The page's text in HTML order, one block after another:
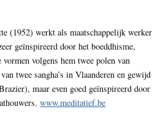
(1952) werkt als maatschappelijk werker
geïnspireerd door het boeddhisme,
volgens hem twee polen van
twee sangha’s in Vlaanderen en gewijd
maar even goed geïnspireerd door
www.meditatief.be